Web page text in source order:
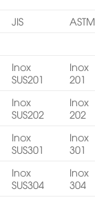
JIS
ASTM
Inox
SUS201
Inox
201
Inox
SUS202
Inox
202
Inox
SUS301
Inox
301
Inox
SUS304
Inox
304